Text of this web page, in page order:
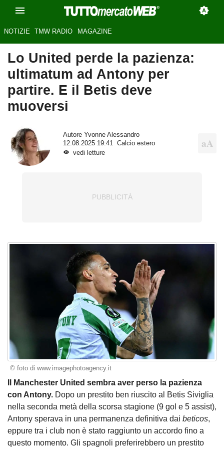
NOTIZIE TMW RADIO MAGAZINE
Lo United perde la pazienza:
ultimatum ad Antony per
partire. E il Betis deve
muoversi
Autore Yvonne Alessandro
12.08.2025 19:41
Calcio estero
vedi letture
© foto di www.imagephotoagency.it
Il Manchester United sembra aver perso la pazienza
con Antony. Dopo un prestito ben riuscito al Betis Siviglia
nella seconda metà della scorsa stagione (9 gol e 5 assist),
Antony sperava in una permanenza definitiva dai beticos,
eppure tra i club non è stato raggiunto un accordo fino a
questo momento. Gli spagnoli preferirebbero un prestito